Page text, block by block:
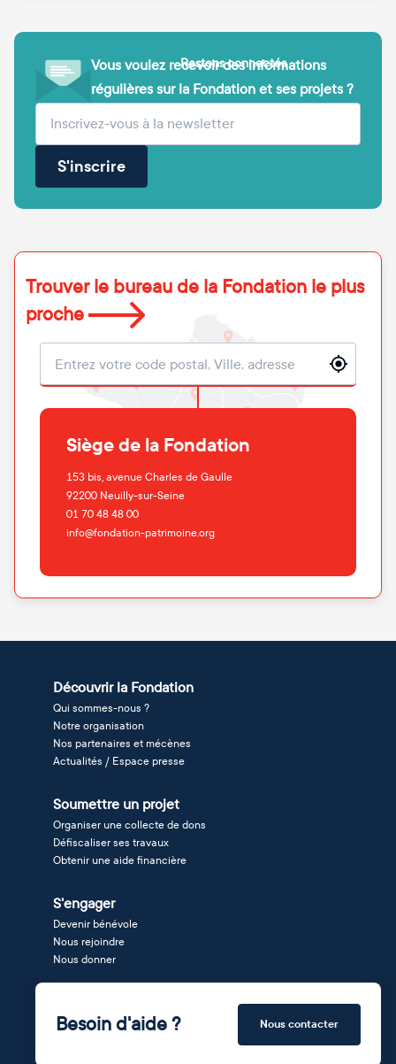
Vous voulez recevoir des informations
régulières sur la Fondation et ses projets ?
Votre adresse e-mail (obligatoire)
S'inscrire
Restons connectés
Trouver le bureau de la Fondation le plus
proche
Localisation
Siège de la Fondation
153 bis, avenue Charles de Gaulle
92200 Neuilly-sur-Seine
01 70 48 48 00
info@fondation-patrimoine.org
Découvrir la Fondation
Qui sommes-nous ?
Notre organisation
Nos partenaires et mécènes
Actualités / Espace presse
Soumettre un projet
Organiser une collecte de dons
Défiscaliser ses travaux
Obtenir une aide financière
S'engager
Devenir bénévole
Nous rejoindre
Nous donner
Besoin d'aide ? Nous contacter